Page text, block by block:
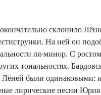
склонило
На ней он
ля-минор. С ростом
тональностях.
Лёней были одинаковыми:
лирические песни